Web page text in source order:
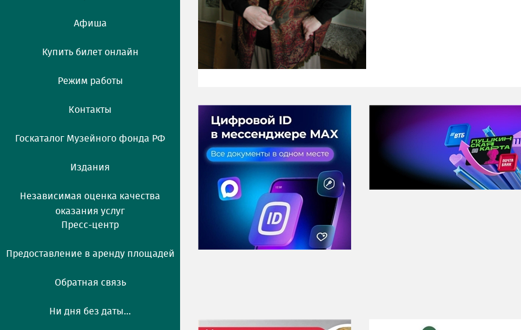
Афиша
Купить билет онлайн
Режим работы
Контакты
Госкаталог Музейного фонда РФ
Издания
Независимая оценка качества
оказания услуг
Пресс-центр
Предоставление в аренду площадей
Обратная связь
Ни дня без даты...